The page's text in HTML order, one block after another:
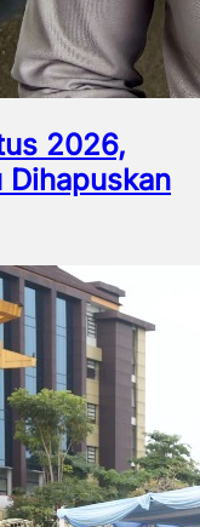
2026,
Dihapuskan